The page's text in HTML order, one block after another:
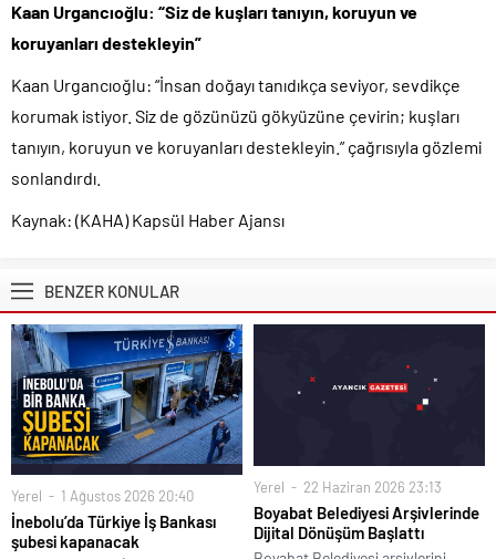
Kaan Urgancıoğlu: “Siz de kuşları tanıyın, koruyun ve
koruyanları destekleyin”
Kaan Urgancıoğlu: “İnsan doğayı tanıdıkça seviyor, sevdikçe
korumak istiyor. Siz de gözünüzü gökyüzüne çevirin; kuşları
tanıyın, koruyun ve koruyanları destekleyin.” çağrısıyla gözlemi
sonlandırdı.
Kaynak: (KAHA) Kapsül Haber Ajansı
BENZER KONULAR
Yerel 1 Ağustos 2026 20:40
İnebolu’da Türkiye İş Bankası
şubesi kapanacak
Yerel 22 Haziran 2026 23:13
Boyabat Belediyesi Arşivlerinde
Dijital Dönüşüm Başlattı